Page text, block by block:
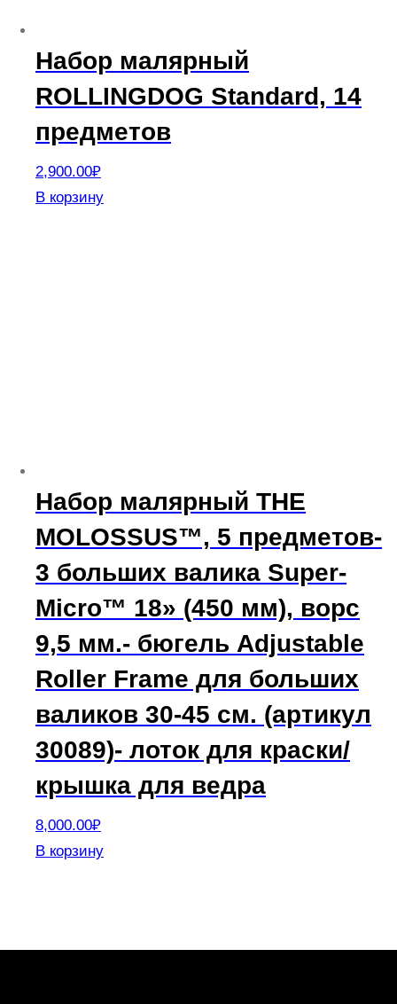
Набор малярный
ROLLINGDOG Standard, 14
предметов
2,900.00₽
В корзину
Набор малярный THE
MOLOSSUS™, 5 предметов-
3 больших валика Super-
Micro™ 18» (450 мм), ворс
9,5 мм.- бюгель Adjustable
Roller Frame для больших
валиков 30-45 см. (артикул
30089)- лоток для краски/
крышка для ведра
8,000.00₽
В корзину